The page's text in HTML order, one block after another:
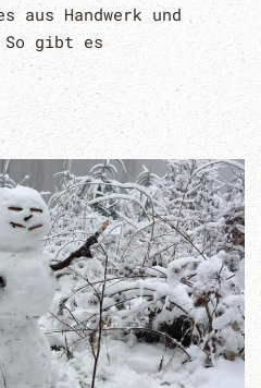
Handwerk und
gibt es